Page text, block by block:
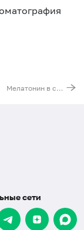
Мелатонин в слюне: суточный ритм (утренняя, дневная, вечерняя, ночная порции)
сети